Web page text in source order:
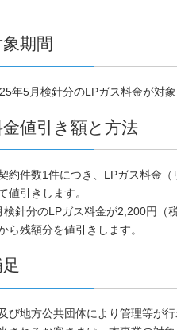
期間
年5月検針分のLPガス料金が対象
金値引き額と方法
約件数1件につき、LPガス料金
値引きします。
検針分のLPガス料金が2,200円（
ら残額分を値引きします。
び地方公共団体により管理等が